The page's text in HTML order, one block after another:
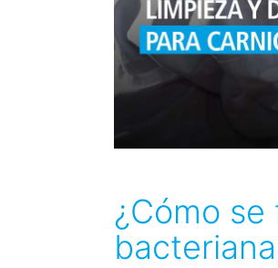
¿Cómo